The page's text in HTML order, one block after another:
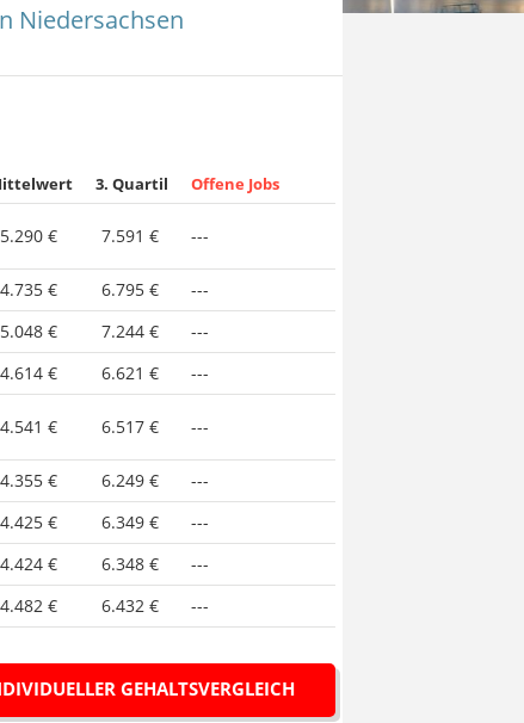
Niedersachsen
3. Quartil Offene Jobs
5.290 € 7.591 € ---
4.735 € 6.795 €
---
5.048 € 7.244 €
---
4.614 € 6.621 €
---
4.541 € 6.517 € ---
4.355 € 6.249 €
---
4.425 € 6.349 €
---
4.424 € 6.348 €
---
4.482 € 6.432 € ---
GEHALTSVERGLEICH